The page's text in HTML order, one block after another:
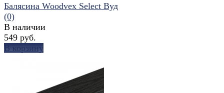
Балясина Woodvex Select Вуд
(0)
В наличии
549 руб.
В корзину